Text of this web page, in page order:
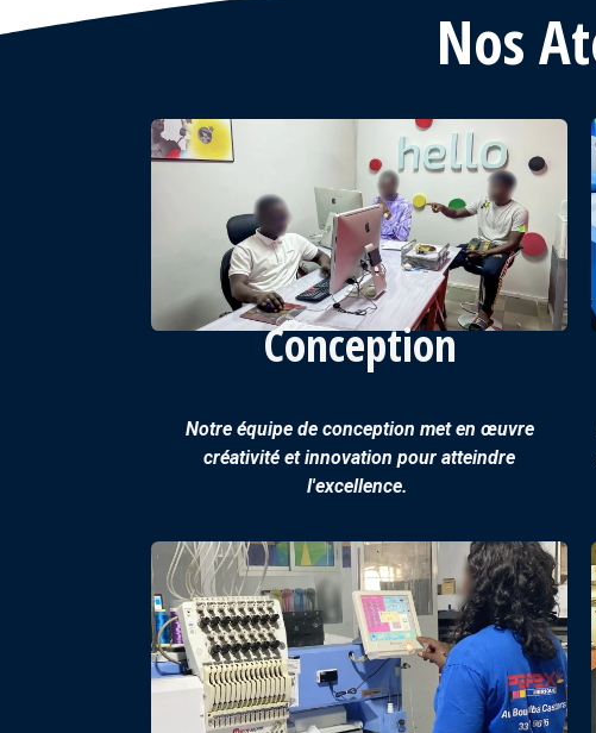
Nos
Conception
Notre équipe de conception met en œuvre
créativité et innovation pour atteindre
l'excellence.